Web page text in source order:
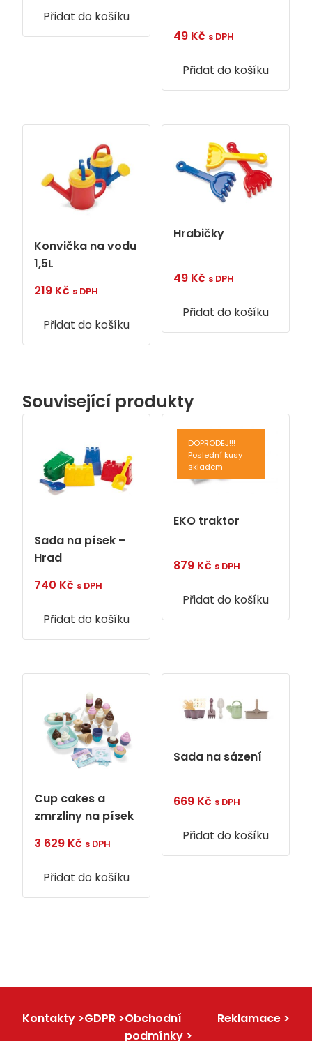
Přidat do košíku
49 Kč s DPH
Přidat do košíku
Konvička na vodu
1,5L
219 Kč s DPH
Přidat do košíku
Hrabičky
49 Kč s DPH
Přidat do košíku
Související produkty
Sada na písek –
Hrad
740 Kč s DPH
Přidat do košíku
DOPRODEJ!!!
Poslední kusy
skladem
EKO traktor
879 Kč s DPH
Přidat do košíku
Cup cakes a
zmrzliny na písek
3 629 Kč s DPH
Přidat do košíku
Sada na sázení
669 Kč s DPH
Přidat do košíku
Kontakty GDPR
Obchodní
podmínky
Reklamace